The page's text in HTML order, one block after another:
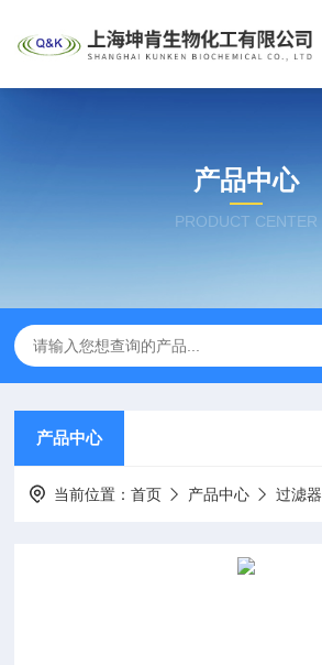
产品中心
PRODUCT CENTER
产品中心
当前位置：首页 产品中心 过滤器